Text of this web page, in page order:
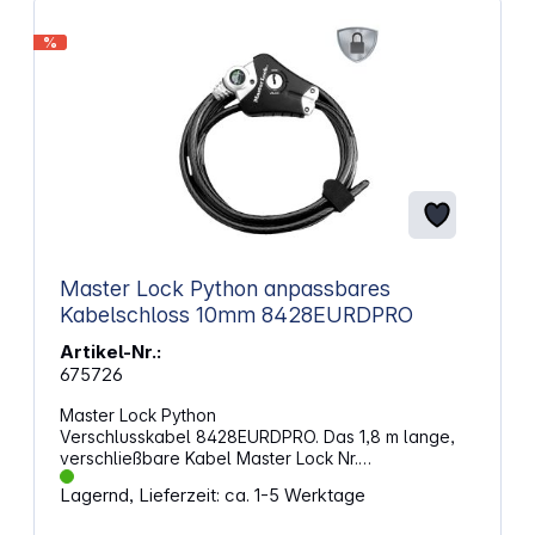
Torsionszone)
%
Master Lock Python anpassbares
Kabelschloss 10mm 8428EURDPRO
Artikel-Nr.:
675726
Master Lock Python
Verschlusskabel 8428EURDPRO. Das 1,8 m lange,
verschließbare Kabel Master Lock Nr.
8428EURDPRO Python aus Stahldraht mit einem
Durchmesser von 10 mm ist äußerst stark und
Lagernd, Lieferzeit: ca. 1-5 Werktage